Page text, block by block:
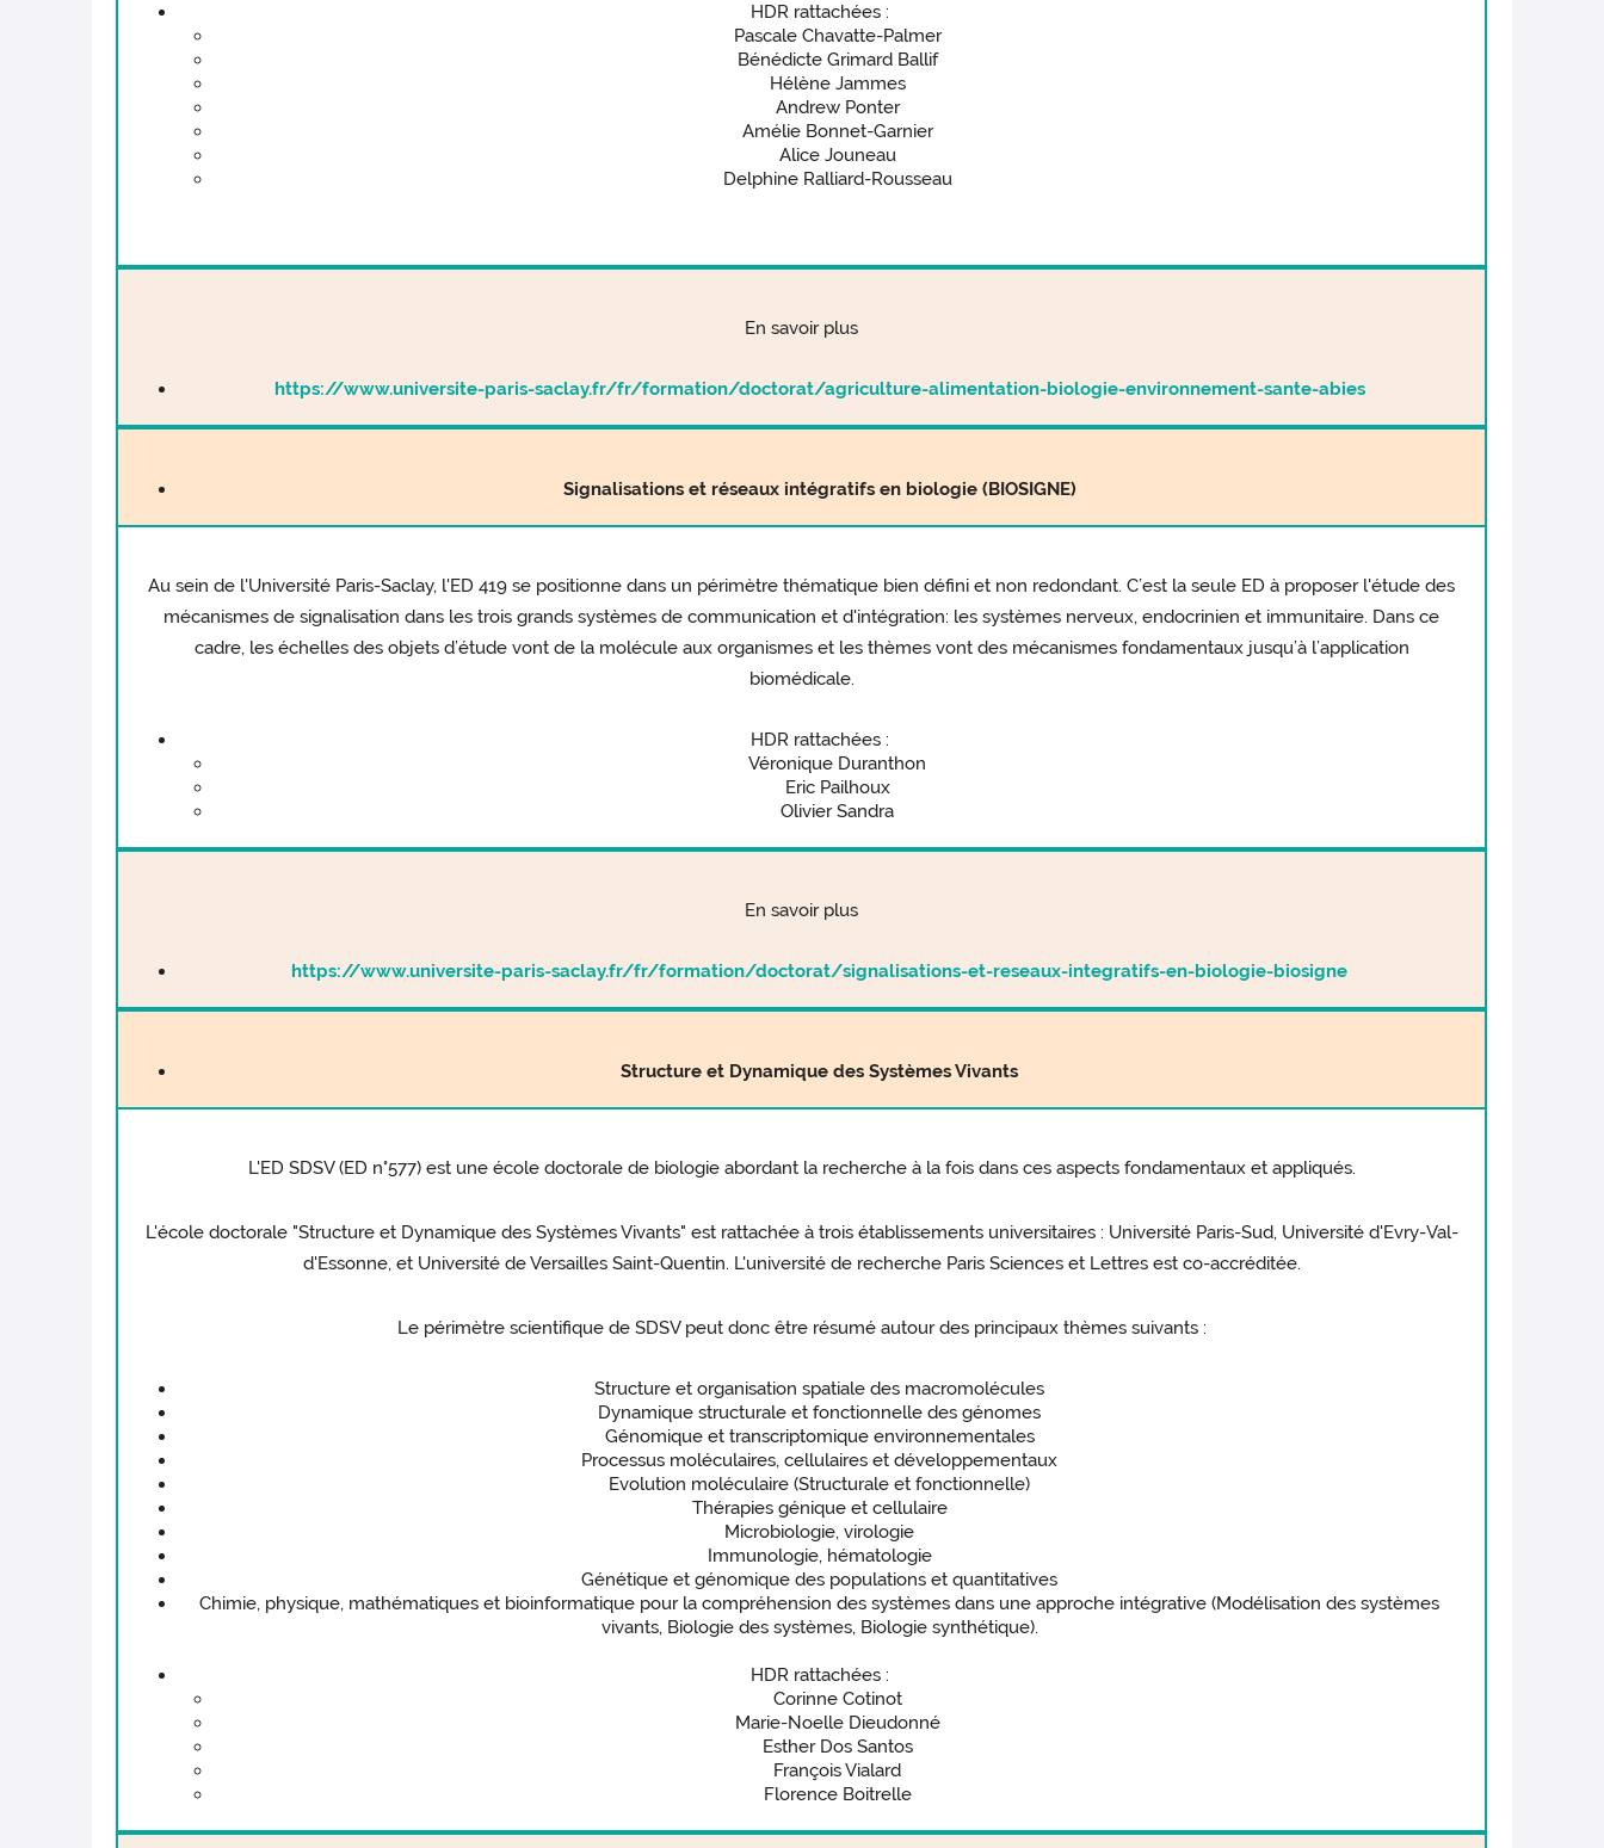
HDR rattachées :
Pascale Chavatte-Palmer
Bénédicte Grimard Ballif
Hélène Jammes
Andrew Ponter
Amélie Bonnet-Garnier
Alice Jouneau
Delphine Ralliard-Rousseau
En savoir plus
https://www.universite-paris-saclay.fr/fr/formation/doctorat/agriculture-alimentation-biologie-environnement-sante-abies
Signalisations et réseaux intégratifs en biologie (BIOSIGNE)
Au sein de l'Université Paris-Saclay, l'ED 419 se positionne dans un périmètre thématique bien défini et non redondant. C’est la seule ED à proposer l'étude des
mécanismes de signalisation dans les trois grands systèmes de communication et d'intégration: les systèmes nerveux, endocrinien et immunitaire. Dans ce
cadre, les échelles des objets d’étude vont de la molécule aux organismes et les thèmes vont des mécanismes fondamentaux jusqu’à l’application
biomédicale.
HDR rattachées :
Véronique Duranthon
Eric Pailhoux
Olivier Sandra
En savoir plus
https://www.universite-paris-saclay.fr/fr/formation/doctorat/signalisations-et-reseaux-integratifs-en-biologie-biosigne
Structure et Dynamique des Systèmes Vivants
L'ED SDSV (ED n°577) est une école doctorale de biologie abordant la recherche à la fois dans ces aspects fondamentaux et appliqués.
L'école doctorale "Structure et Dynamique des Systèmes Vivants" est rattachée à trois établissements universitaires : Université Paris-Sud, Université d'Evry-Val-
d'Essonne, et Université de Versailles Saint-Quentin. L'université de recherche Paris Sciences et Lettres est co-accréditée.
Le périmètre scientifique de SDSV peut donc être résumé autour des principaux thèmes suivants :
Structure et organisation spatiale des macromolécules
Dynamique structurale et fonctionnelle des génomes
Génomique et transcriptomique environnementales
Processus moléculaires, cellulaires et développementaux
Evolution moléculaire (Structurale et fonctionnelle)
Thérapies génique et cellulaire
Microbiologie, virologie
Immunologie, hématologie
Génétique et génomique des populations et quantitatives
Chimie, physique, mathématiques et bioinformatique pour la compréhension des systèmes dans une approche intégrative (Modélisation des systèmes
vivants, Biologie des systèmes, Biologie synthétique).
HDR rattachées :
Corinne Cotinot
Marie-Noelle Dieudonné
Esther Dos Santos
François Vialard
Florence Boitrelle